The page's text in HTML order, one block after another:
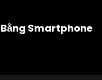
Smartphone